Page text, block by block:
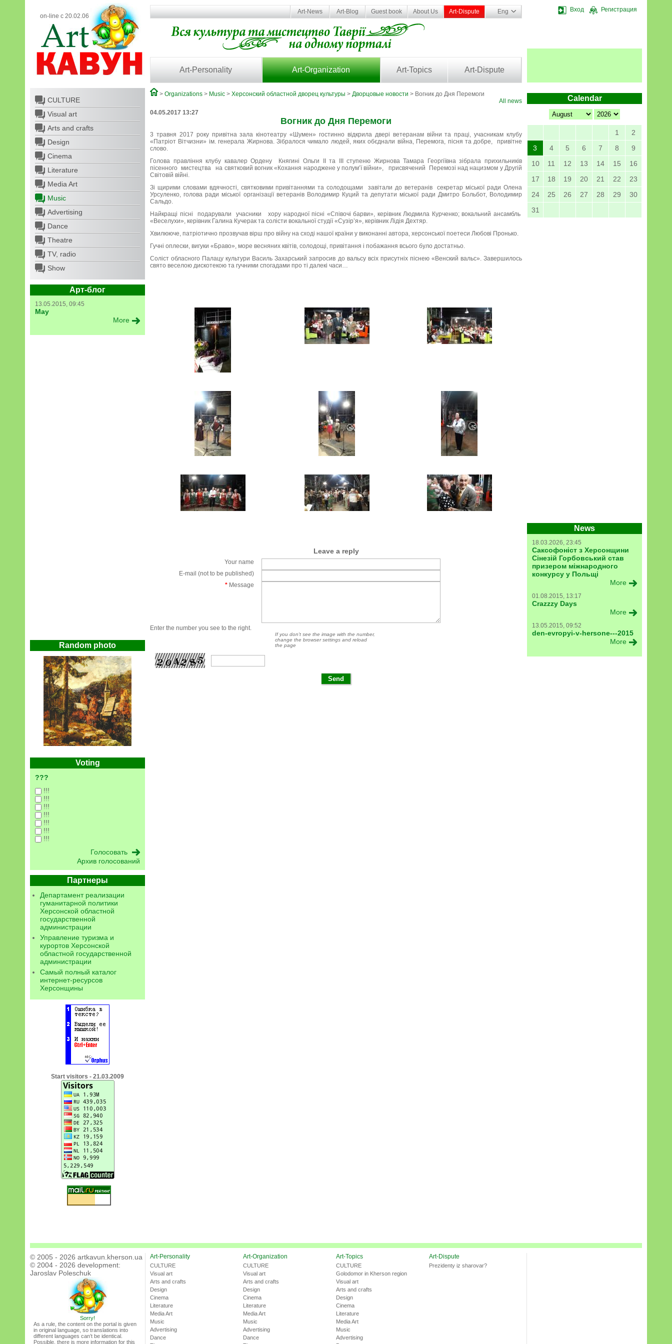
on-line с 20.02.06
Вход Регистрация
Art-News Art-Blog Guest book About Us Art-Dispute Eng
Art-Personality Art-Organization Art-Topics Art-Dispute
CULTURE
Visual art
Arts and crafts
Design
Cinema
Literature
Media Art
Music
Advertising
Dance
Theatre
TV, radio
Show
Арт-блог
13.05.2015, 09:45
May
More
Random photo
Voting
???
!!!
!!!
!!!
!!!
!!!
!!!
!!!
Архив голосований
Партнеры
Департамент реализации
гуманитарной политики
Херсонской областной
государственной
администрации
Управление туризма и
курортов Херсонской
областной государственной
администрации
Самый полный каталог
интернет-ресурсов
Херсонщины
Start visitors - 21.03.2009
Calendar
1
2
3
4 5 6 7 8
9
10
11 12 13 14 15
16
17
18 19 20 21 22
23
24
25 26 27 28 29
30
31
News
18.03.2026, 23:45
Саксофоніст з Херсонщини
Сінезій Горбовський став
призером міжнародного
конкурсу у Польщі
More
01.08.2015, 13:17
Crazzzy Days
More
13.05.2015, 09:52
den-evropyi-v-hersone---2015
More
> Organizations > Music > Херсонский областной дворец культуры > Дворцовые новости > Вогник до Дня Перемоги
All news
04.05.2017 13:27
Вогник до Дня Перемоги
3 травня 2017 року привітна зала кінотеатру «Шумен» гостинно відкрила двері ветеранам війни та праці, учасникам клубу
«Патріот Вітчизни» ім. генерала Жирнова. Зібралося чимало людей, яких обєднали війна, Перемога, пісня та добре, привітне
слово.
Голова правління клубу кавалер Ордену Княгині Ольги II та III ступеню Жирнова Тамара Георгіївна зібрала прихильників
пісенного мистецтва на святковий вогник «Кохання народжене у полум’ї війни», присвячений Перемозі над нацизмом у Другій
Світовій війні.
Зі щирими словами вдячності, святковими привітаннями та солодощами завітали до ветеранів секретар міської ради Олена
Урсуленко, голова ради міської організації ветеранів Володимир Куций та депутати міської ради Дмитро Больбот, Володимир
Сальдо.
Найкращі пісні подарували учасники хору народної пісні «Співочі барви», керівник Людмила Курченко; вокальний ансамбль
«Веселухи», керівник Галина Кучерак та солісти вокальної студії «Сузір’я», керівник Лідія Дехтяр.
Хвилююче, патріотично прозвучав вірш про війну на сході нашої країни у виконанні автора, херсонської поетеси Любові Пронько.
Гучні оплески, вигуки «Браво», море весняних квітів, солодощі, привітання і побажання всього було достатньо.
Соліст обласного Палацу культури Василь Захарський запросив до вальсу всіх присутніх піснею «Венский вальс». Завершилось
свято веселою дискотекою та гучними спогадами про ті далекі часи…
Leave a reply
Your name
E-mail (not to be published)
* Message
Enter the number you see to the right.
If you don't see the image with the number,
change the browser settings and reload
the page
© 2005 - 2026 artkavun.kherson.ua
© 2004 - 2026 development:
Jaroslav Poleschuk
Sorry!
As a rule, the content on the portal is given
in original language, so translations into
different languages can’t be identical.
Possible, there is more information for this
Art-Personality
CULTURE
Visual art
Arts and crafts
Design
Cinema
Literature
Media Art
Music
Advertising
Dance
Art-Organization
CULTURE
Visual art
Arts and crafts
Design
Cinema
Literature
Media Art
Music
Advertising
Dance
Art-Topics
CULTURE
Golodomor in Kherson region
Visual art
Arts and crafts
Design
Cinema
Literature
Media Art
Music
Advertising
Art-Dispute
Prezidenty iz sharovar?